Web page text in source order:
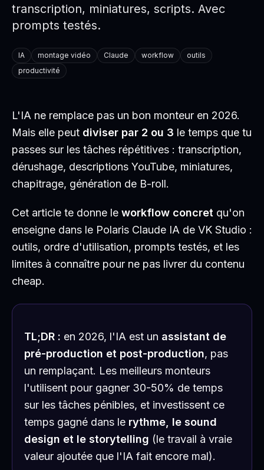
transcription, miniatures, scripts. Avec
prompts testés.
IA montage vidéo Claude workflow
outils
productivité
L'IA ne remplace pas un bon monteur en 2026.
Mais elle peut diviser par 2 ou 3 le temps que tu
passes sur les tâches répétitives : transcription,
dérushage, descriptions YouTube, miniatures,
chapitrage, génération de B-roll.
Cet article te donne le workflow concret qu'on
enseigne dans le Polaris Claude IA de VK Studio :
outils, ordre d'utilisation, prompts testés, et les
limites à connaître pour ne pas livrer du contenu
cheap.
TL;DR : en 2026, l'IA est un assistant de
pré-production et post-production, pas
un remplaçant. Les meilleurs monteurs
l'utilisent pour gagner 30-50% de temps
sur les tâches pénibles, et investissent ce
temps gagné dans le rythme, le sound
design et le storytelling (le travail à vraie
valeur ajoutée que l'IA fait encore mal).